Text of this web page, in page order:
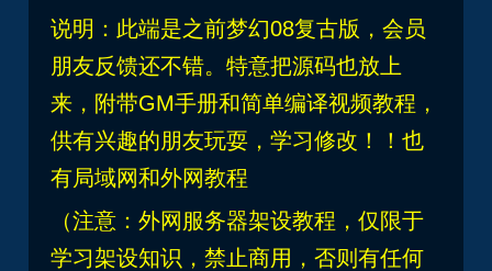
说明：此端是之前梦幻08复古版，会员
朋友反馈还不错。特意把源码也放上
来，附带GM手册和简单编译视频教程，
供有兴趣的朋友玩耍，学习修改！！也
有局域网和外网教程
（注意：外网服务器架设教程，仅限于
学习架设知识，禁止商用，否则有任何